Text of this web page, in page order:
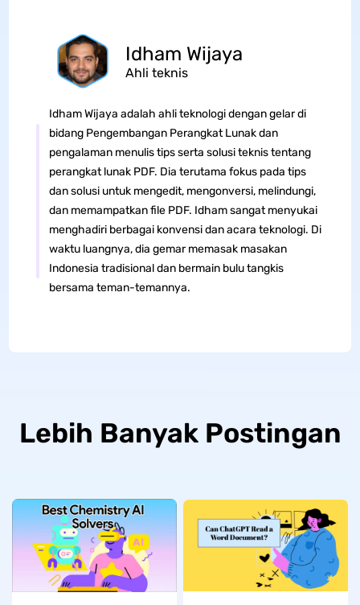
Idham Wijaya
Ahli teknis
Idham Wijaya adalah ahli teknologi dengan gelar di
bidang Pengembangan Perangkat Lunak dan
pengalaman menulis tips serta solusi teknis tentang
perangkat lunak PDF. Dia terutama fokus pada tips
dan solusi untuk mengedit, mengonversi, melindungi,
dan memampatkan file PDF. Idham sangat menyukai
menghadiri berbagai konvensi dan acara teknologi. Di
waktu luangnya, dia gemar memasak masakan
Indonesia tradisional dan bermain bulu tangkis
bersama teman-temannya.
Lebih Banyak Postingan